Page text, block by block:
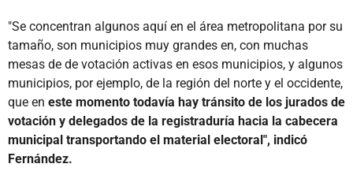
"Se concentran algunos aquí en el área metropolitana por su
tamaño, son municipios muy grandes en, con muchas
mesas de de votación activas en esos municipios, y algunos
municipios, por ejemplo, de la región del norte y el occidente,
que en este momento todavía hay tránsito de los jurados de
votación y delegados de la registraduría hacia la cabecera
municipal transportando el material electoral", indicó
Fernández.